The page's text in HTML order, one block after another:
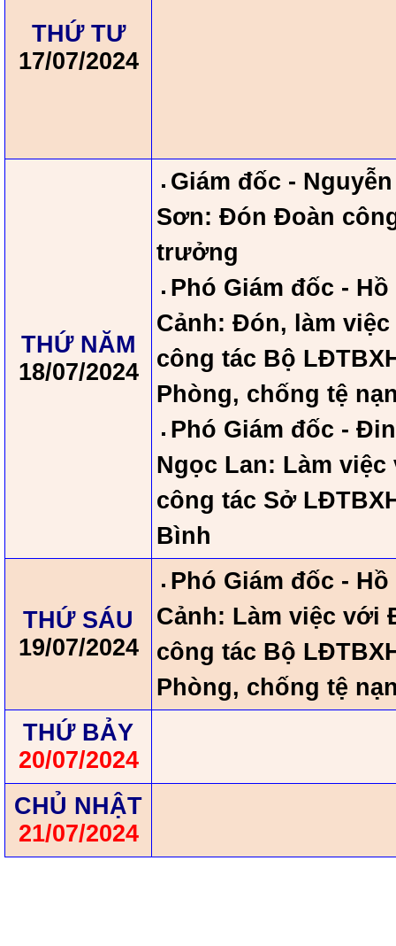
THỨ TƯ
17/07/2024
THỨ NĂM
18/07/2024
Giám đốc -
Sơn: Đón Đoàn
trưởng
Phó Giám đốc - Hồ
Cảnh: Đón, làm
công tác Bộ
Phòng, chống tệ
Phó Giám đốc -
Ngọc Lan: Làm
công tác Sở
Bình
THỨ SÁU
19/07/2024
Phó Giám đốc - Hồ
Cảnh: Làm việc với
công tác Bộ
Phòng, chống tệ
THỨ BẢY
20/07/2024
CHỦ NHẬT
21/07/2024